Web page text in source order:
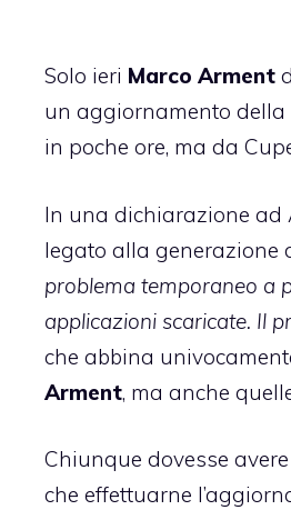
Solo ieri Marco Arment
un aggiornamento
in poche ore, ma da
In una dichiarazione ad
legato alla generazione
problema temporaneo a
applicazioni scaricate. Il
che abbina
Arment, ma anche
Chiunque dovesse
che effettuarne